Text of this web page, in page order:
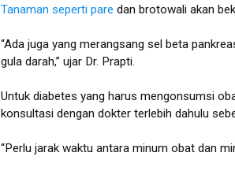
Tanaman seperti pare dan brotowali akan
“Ada juga yang merangsang sel beta
gula darah,” ujar Dr. Prapti.
Untuk diabetes yang harus mengonsumsi
konsultasi dengan dokter terlebih dahulu
“Perlu jarak waktu antara minum obat dan